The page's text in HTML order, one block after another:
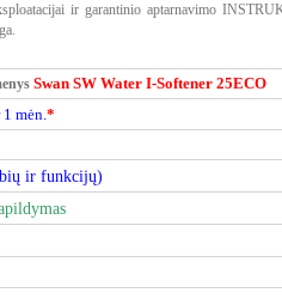
ir garantinio aptarnavimo
Swan SW Water I-Softener 25ECO
mėn.*
ir funkcijų)